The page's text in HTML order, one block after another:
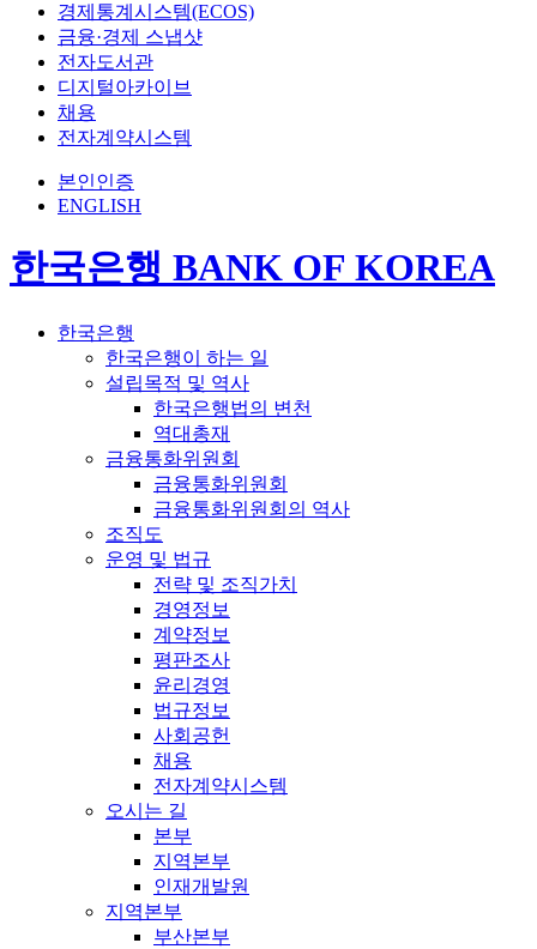
경제통계시스템(ECOS)
금융·경제 스냅샷
전자도서관
디지털아카이브
채용
전자계약시스템
본인인증
ENGLISH
한국은행 BANK OF KOREA
한국은행
한국은행이 하는 일
설립목적 및 역사
한국은행법의 변천
역대총재
금융통화위원회
금융통화위원회
금융통화위원회의 역사
조직도
운영 및 법규
전략 및 조직가치
경영정보
계약정보
평판조사
윤리경영
법규정보
사회공헌
채용
전자계약시스템
오시는 길
본부
지역본부
인재개발원
지역본부
부산본부